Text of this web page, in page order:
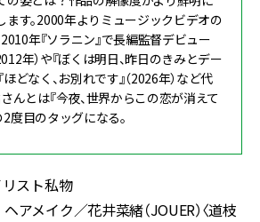
ます。2000年よりミュージックビデオの
年『ソラニン』で長編監督デビュー
2012年）や『ぼくは明日、昨日のきみとデー
『ほどなく、お別れです』（2026年）など代
んとは『今夜、世界からこの恋が消えて
2度目のタッグになる。
リスト私物
メイク／花井菜緒（JOUER）〈道枝